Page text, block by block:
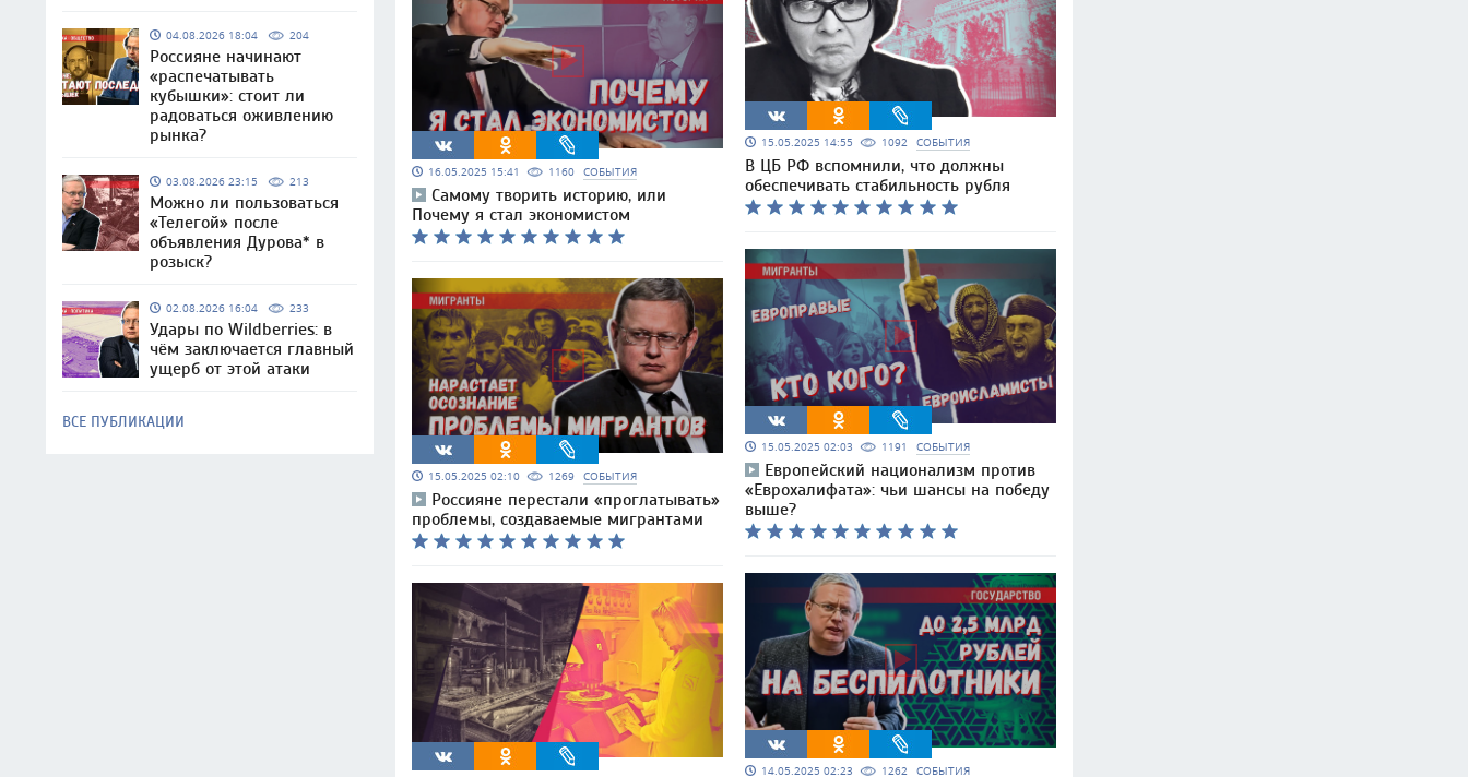
04.08.2026 18:04 204
Россияне начинают
«распечатывать
кубышки»: стоит ли
радоваться оживлению
рынка?
03.08.2026 23:15 213
Можно ли пользоваться
«Телегой» после
объявления Дурова* в
розыск?
02.08.2026 16:04 233
Удары по Wildberries: в
чём заключается главный
ущерб от этой атаки
ВСЕ ПУБЛИКАЦИИ
16.05.2025 15:41 1160 СОБЫТИЯ
Самому творить историю, или
Почему я стал экономистом
15.05.2025 02:10 1269 СОБЫТИЯ
Россияне перестали «проглатывать»
проблемы, создаваемые мигрантами
15.05.2025 14:55 1092 СОБЫТИЯ
В ЦБ РФ вспомнили, что должны
обеспечивать стабильность рубля
15.05.2025 02:03 1191 СОБЫТИЯ
Европейский национализм против
«Еврохалифата»: чьи шансы на победу
выше?
14.05.2025 02:23 1262 СОБЫТИЯ